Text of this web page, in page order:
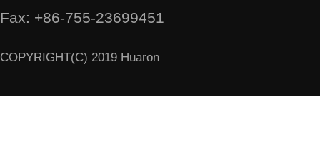
Fax: +86-755-23699451
COPYRIGHT(C) 2019 Huaron